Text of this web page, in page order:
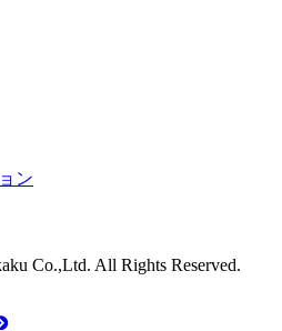
ン
Co.,Ltd. All Rights Reserved.